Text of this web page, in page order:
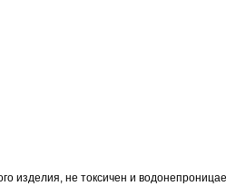
изделия, не токсичен и